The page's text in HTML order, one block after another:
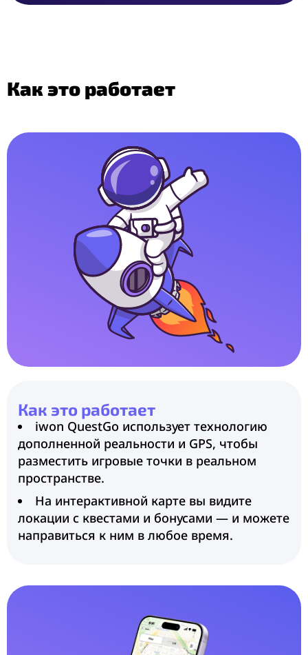
Как это работает
Как это работает
iwon QuestGo использует технологию
дополненной реальности и GPS, чтобы
разместить игровые точки в реальном
пространстве.
На интерактивной карте вы видите
локации с квестами и бонусами — и можете
направиться к ним в любое время.